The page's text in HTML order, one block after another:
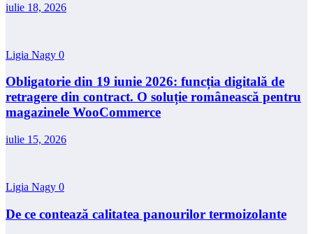
iulie 18, 2026
Ligia Nagy 0
Obligatorie din 19 iunie 2026: funcția digitală de
retragere din contract. O soluție românească pentru
magazinele WooCommerce
iulie 15, 2026
Ligia Nagy 0
De ce contează calitatea panourilor termoizolante